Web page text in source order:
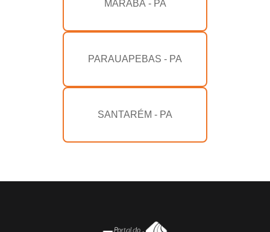
MARABÁ - PA
PARAUAPEBAS - PA
SANTARÉM - PA